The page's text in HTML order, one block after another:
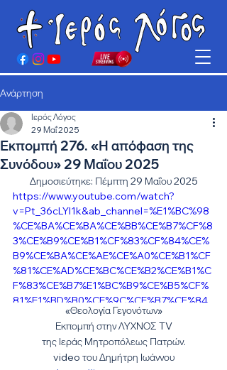
Ανάρτηση
Εκπομπή 276. «Η απόφαση της
Συνόδου» 29 Μαΐου 2025
Ιερός Λόγος
29 Μαΐ 2025
Δημοσιεύτηκε: Πέμπτη 29 Μαΐου 2025
https://www.youtube.com/watch?
v=Pt_36cLYl1k&ab_channel=%E1%BC%98
%CE%BA%CE%BA%CE%BB%CE%B7%CF%8
3%CE%B9%CE%B1%CF%83%CF%84%CE%
B9%CE%BA%CE%AE%CE%A0%CE%B1%CF
%81%CE%AD%CE%BC%CE%B2%CE%B1%C
F%83%CE%B7%E1%BC%B9%CE%B5%CF%
81%E1%BD%B0%CE%9C%CE%B7%CF%84
%CF%81%CF%8C%CF%80%CE%BF%CE%B
B%CE%B9%CF%82%CE%9D%CE%B1%CF%
85%CF%80%CE%AC%CE%BA%CF%84%CE
%BF%CF%85
«Θεολογία Γεγονότων»
Εκπομπή στην ΛΥΧΝΟΣ TV
της Ιεράς Μητροπόλεως Πατρών.
video του Δημήτρη Ιωάννου